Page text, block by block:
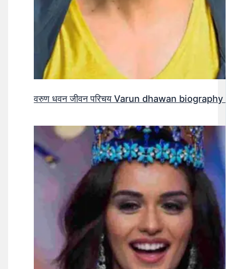
वरुण धवन जीवन परिचय Varun dhawan